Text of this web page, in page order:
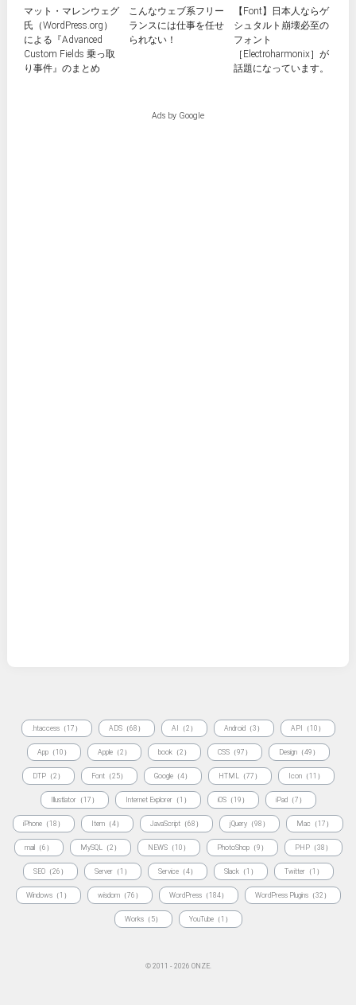
マット・マレンウェグ
氏（WordPress.org）
による『Advanced
Custom Fields 乗っ取
り事件』のまとめ
こんなウェブ系フリー
ランスには仕事を任せ
られない！
【Font】日本人ならゲ
シュタルト崩壊必至の
フォント
［Electroharmonix］が
話題になっています。
Ads by Google
.htaccess（17） ADS（68） AI（2） Android（3） API（10）
App（10） Apple（2） book（2） CSS（97） Design（49）
DTP（2） Font（25） Google（4） HTML（77） Icon（11）
Illustlator（17） Internet Explorer（1） iOS（19） iPad（7）
iPhone（18） Item（4） JavaScript（68） jQuery（98） Mac（17）
mail（6） MySQL（2） NEWS（10） PhotoShop（9） PHP（38）
SEO（26） Server（1） Service（4） Slack（1） Twitter（1）
Windows（1） wisdom（76） WordPress（184） WordPress Plugins（32）
Works（5） YouTube（1）
© 2011 - 2026 ONZE.